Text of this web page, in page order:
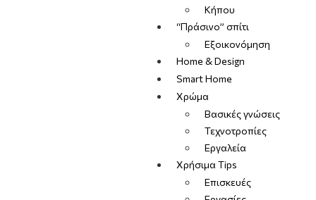
Κήπου
“Πράσινο” σπίτι
Εξοικονόμηση
Home & Design
Smart Home
Χρώμα
Βασικές γνώσεις
Τεχνοτροπίες
Εργαλεία
Χρήσιμα Tips
Επισκευές